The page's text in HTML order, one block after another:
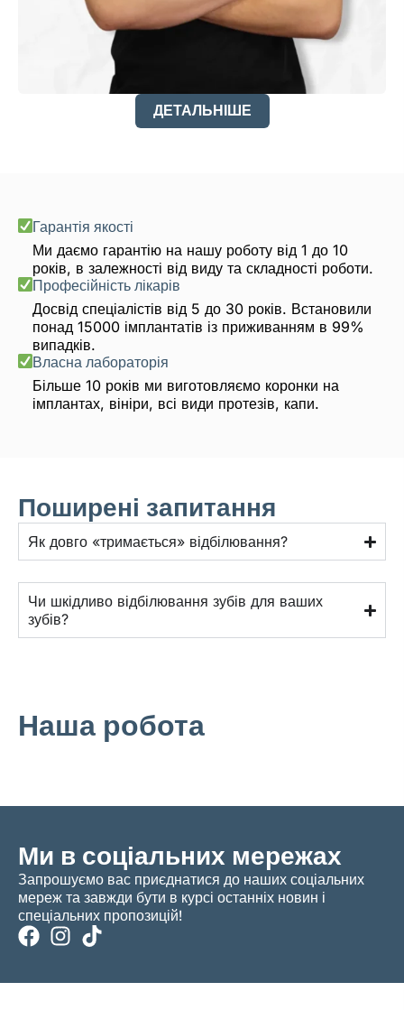
ДЕТАЛЬНІШЕ
Гарантія якості
Ми даємо гарантію на нашу роботу від 1 до 10
років, в залежності від виду та складності роботи.
Професійність лікарів
Досвід спеціалістів від 5 до 30 років. Встановили
понад 15000 імплантатів із приживанням в 99%
випадків.
Власна лабораторія
Більше 10 років ми виготовляємо коронки на
імплантах, вініри, всі види протезів, капи.
Поширені запитання
Як довго «тримається» відбілювання?
Чи шкідливо відбілювання зубів для ваших
зубів?
Наша робота
Ми в соціальних мережах
Запрошуємо вас приєднатися до наших соціальних
мереж та завжди бути в курсі останніх новин і
спеціальних пропозицій!